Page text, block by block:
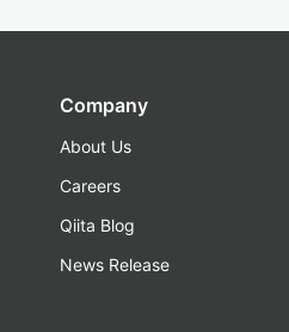
Company
About Us
Careers
Qiita Blog
News Release